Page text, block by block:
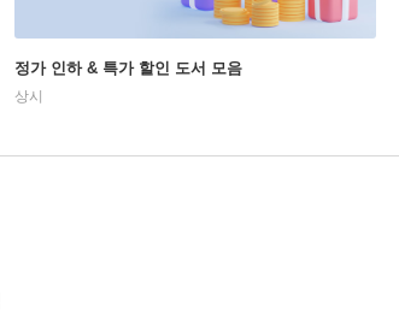
정가 인하 & 특가 할인 도서 모음
상시